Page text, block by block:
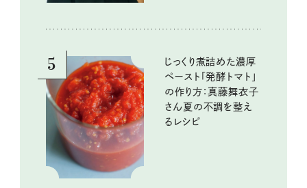
5
じっくり煮詰めた濃厚
ペースト「発酵トマト」
の作り方：真藤舞衣子
さん夏の不調を整え
るレシピ